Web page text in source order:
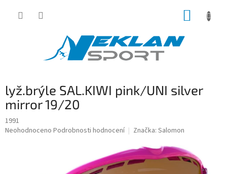
lyž.brýle SAL.KIWI pink/UNI silver
mirror 19/20
1991
Průměrné
Neohodnoceno Podrobnosti hodnocení Značka: Salomon